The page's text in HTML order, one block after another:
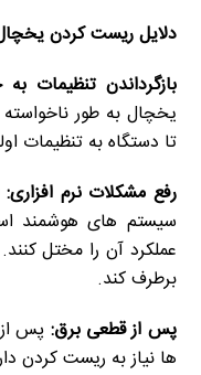
دلایل ریست کردن
بازگرداندن تنظیمات
یخچال به طور
تا دستگاه به تنظیمات
رفع مشکلات نرم افزاری:
سیستم های هوشمند
عملکرد آن را مختل
برطرف کند.
پس از قطعی برق: پس
ها نیاز به ریست کردن